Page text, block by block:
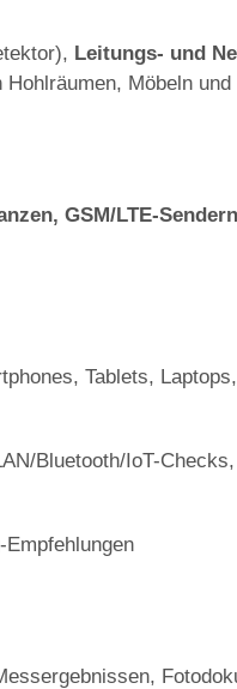
Leitungs- und
Möbeln
GSM/LTE-Sendern
Tablets,
Bluetooth/IoT-